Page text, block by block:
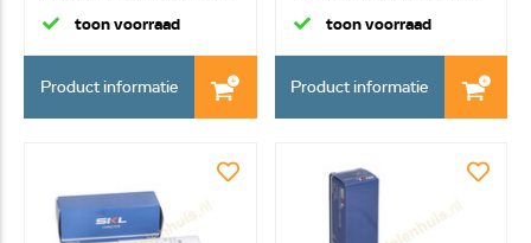
ste...
toon voorraad
Product informatie
kab...
toon voorraad
Product informatie